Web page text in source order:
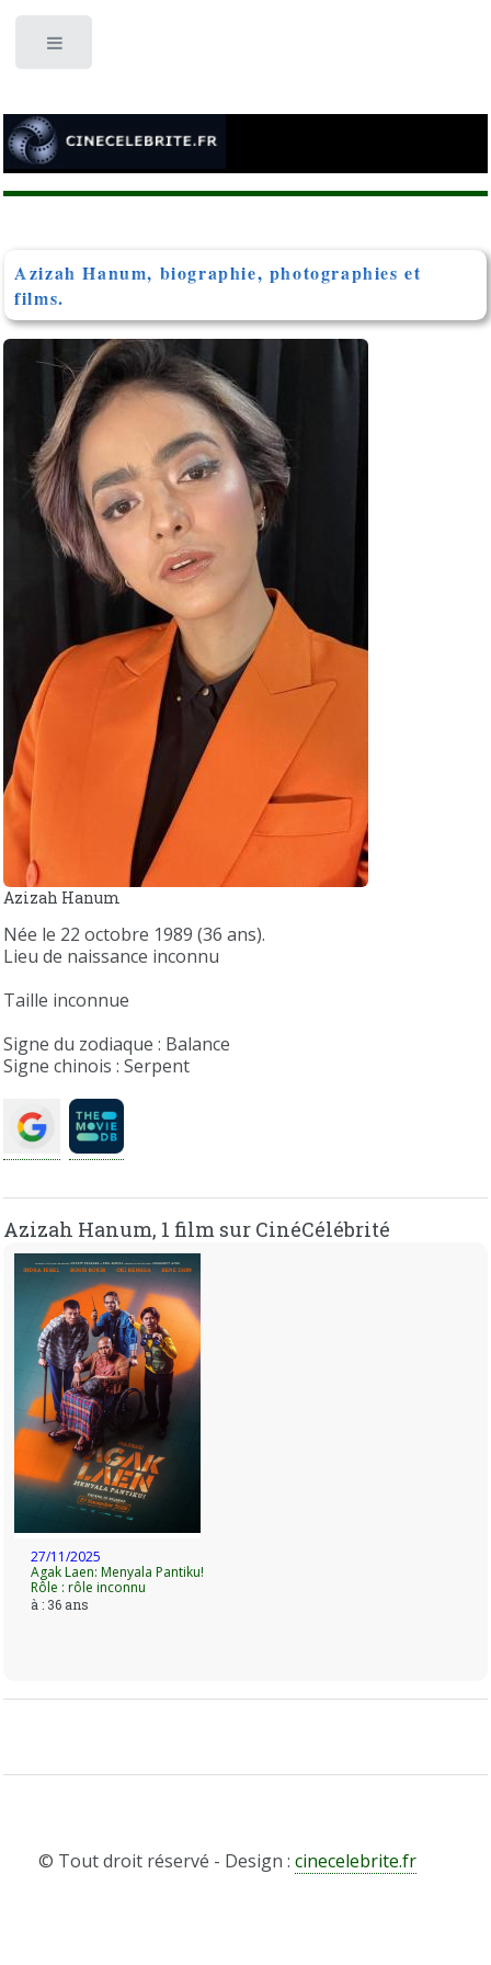
Azizah Hanum, biographie, photographies et
films.
Azizah Hanum
Née le 22 octobre 1989 (36 ans).
Lieu de naissance inconnu
Taille inconnue
Signe du zodiaque : Balance
Signe chinois : Serpent
Azizah Hanum, 1 film sur CinéCélébrité
27/11/2025
Agak Laen: Menyala Pantiku!
Rôle : rôle inconnu
à : 36 ans
© Tout droit réservé - Design :cinecelebrite.fr